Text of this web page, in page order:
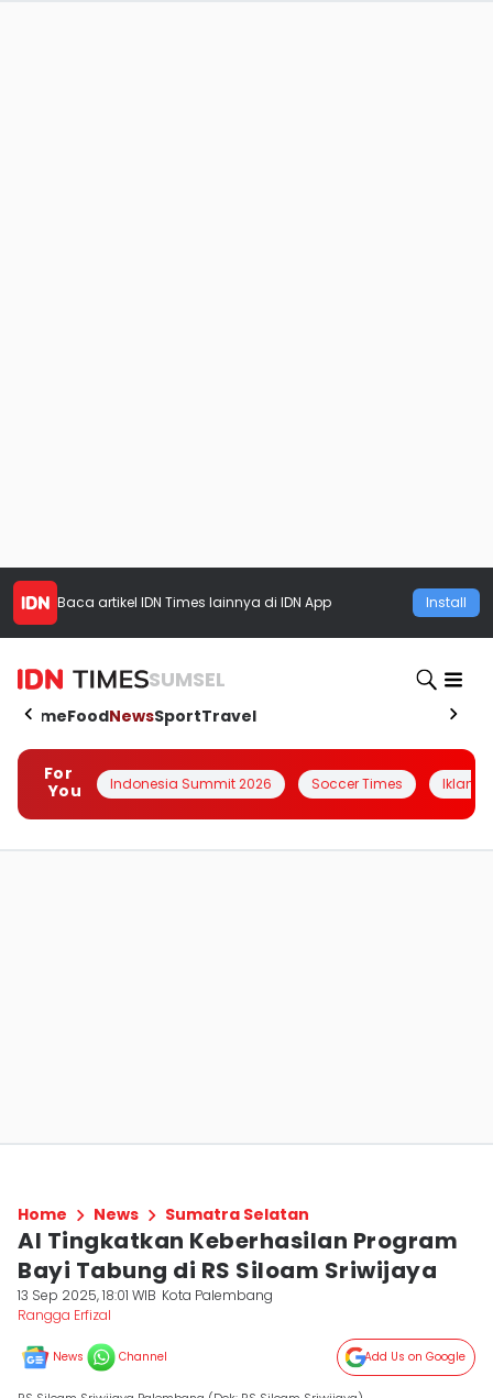
Baca artikel IDN Times lainnya di IDN App Install
SUMSEL
HomeFoodNewsSportTravel
For
You
Indonesia Summit 2026 Soccer Times Iklanin
Home News Sumatra Selatan
AI Tingkatkan Keberhasilan Program
Bayi Tabung di RS Siloam Sriwijaya
13 Sep 2025, 18:01 WIB Kota Palembang
Rangga Erfizal
News Channel Add Us on Google